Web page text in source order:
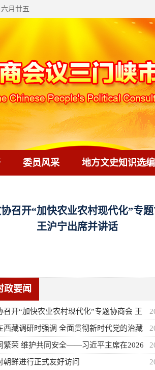
月廿五
委员风采 地方文史知识选编
展全市家政服务行业专项视察 共谋高质量发
召开“加快农业农村现代化”专
王沪宁出席并讲话
政要闻
召开“加快农业农村现代化”专题协商会 王
并讲话
西藏调研时强调 全面贯彻新时代党的治藏
推进“十五五”时期西藏现代化建设
繁荣 维护共同安全——习近平主席在2026
智能大会暨人工智能全球治理高级别会议开
朝鲜进行正式友好访问